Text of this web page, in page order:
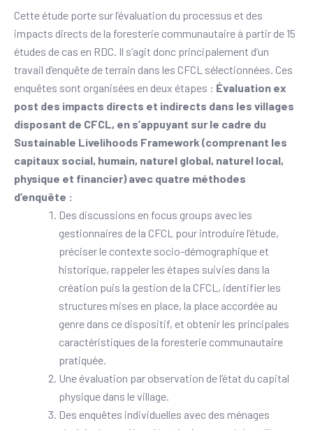
Cette étude porte sur l’évaluation du processus et des
impacts directs de la foresterie communautaire à partir de 15
études de cas en RDC. Il s’agit donc principalement d’un
travail d’enquête de terrain dans les CFCL sélectionnées. Ces
enquêtes sont organisées en deux étapes : Évaluation ex
post des impacts directs et indirects dans les villages
disposant de CFCL, en s’appuyant sur le cadre du
Sustainable Livelihoods Framework (comprenant les
capitaux social, humain, naturel global, naturel local,
physique et financier) avec quatre méthodes
d’enquête :
Des discussions en focus groups avec les
gestionnaires de la CFCL pour introduire l’étude,
préciser le contexte socio-démographique et
historique, rappeler les étapes suivies dans la
création puis la gestion de la CFCL, identifier les
structures mises en place, la place accordée au
genre dans ce dispositif, et obtenir les principales
caractéristiques de la foresterie communautaire
pratiquée.
Une évaluation par observation de l’état du capital
physique dans le village.
Des enquêtes individuelles avec des ménages